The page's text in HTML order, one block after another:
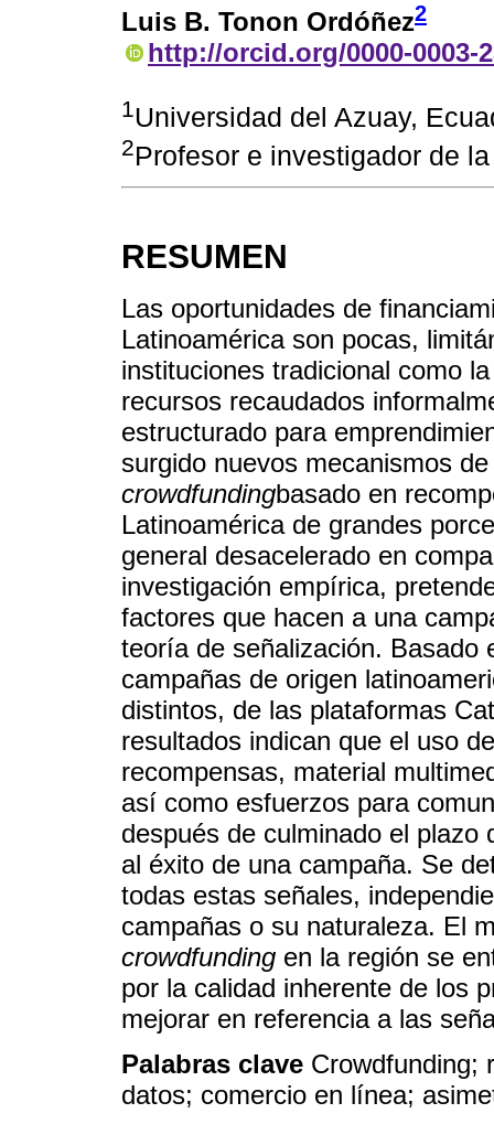
Luis B. Tonon Ordóñez2
http://orcid.org/0000-0003-
1Universidad del Azuay,
2Profesor e investigador de
RESUMEN
Las oportunidades de
Latinoamérica son pocas,
instituciones tradicional como
recursos recaudados
estructurado para
surgido nuevos mecanismos
crowdfundingbasado en
Latinoamérica de grandes
general desacelerado en
investigación empírica,
factores que hacen a una
teoría de señalización. Basado
campañas de origen
distintos, de las plataformas
resultados indican que el uso
recompensas, material
así como esfuerzos para
después de culminado el plazo
al éxito de una campaña. Se
todas estas señales,
campañas o su naturaleza. El
crowdfunding en la región se
por la calidad inherente de los
mejorar en referencia a las
Palabras clave Crowdfunding;
datos; comercio en línea;